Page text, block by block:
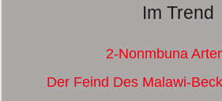
Im Trend
2-Nonmbuna
Der Feind Des Malawi-